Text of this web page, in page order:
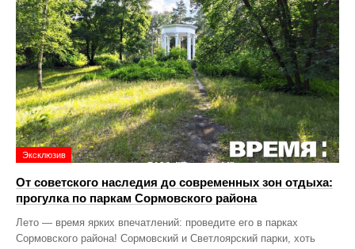
Эксклюзив
От советского наследия до современных зон отдыха:
прогулка по паркам Сормовского района
Лето — время ярких впечатлений: проведите его в парках
Сормовского района! Сормовский и Светлоярский парки, хоть